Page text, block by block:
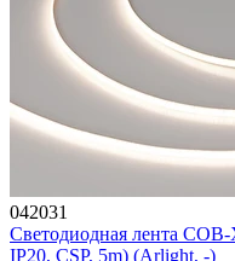
042031
Светодиодная лента
IP20, CSP, 5m) (Arlight, -)